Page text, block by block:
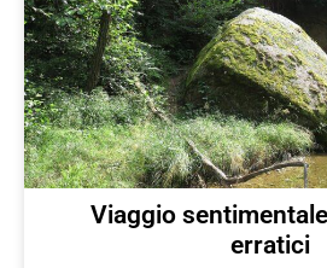
Viaggio
erratici